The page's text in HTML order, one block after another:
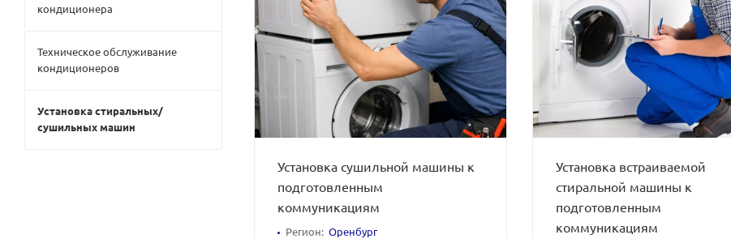
Установка сушильной машины к
подготовленным
коммуникациям
Регион: Оренбург
Установка встраиваемой
стиральной машины к
подготовленным
коммуникациям
кондиционера
Техническое обслуживание
кондиционеров
Установка стиральных/
сушильных машин